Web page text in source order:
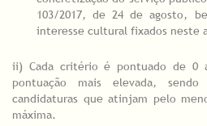
103/2017, de 24 de agosto,
interesse cultural fixados neste
ii) Cada critério é pontuado de 0
pontuação mais elevada,
candidaturas que atinjam pelo
máxima.